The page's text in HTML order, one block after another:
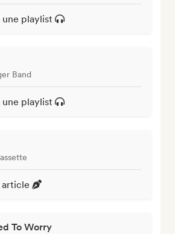
une playlist
Band
une playlist
To Worry